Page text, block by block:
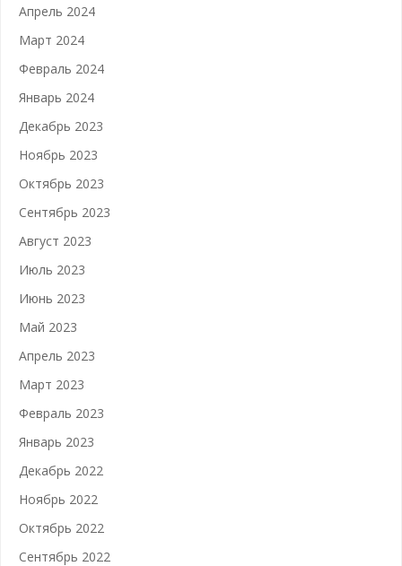
Апрель 2024
Март 2024
Февраль 2024
Январь 2024
Декабрь 2023
Ноябрь 2023
Октябрь 2023
Сентябрь 2023
Август 2023
Июль 2023
Июнь 2023
Май 2023
Апрель 2023
Март 2023
Февраль 2023
Январь 2023
Декабрь 2022
Ноябрь 2022
Октябрь 2022
Сентябрь 2022